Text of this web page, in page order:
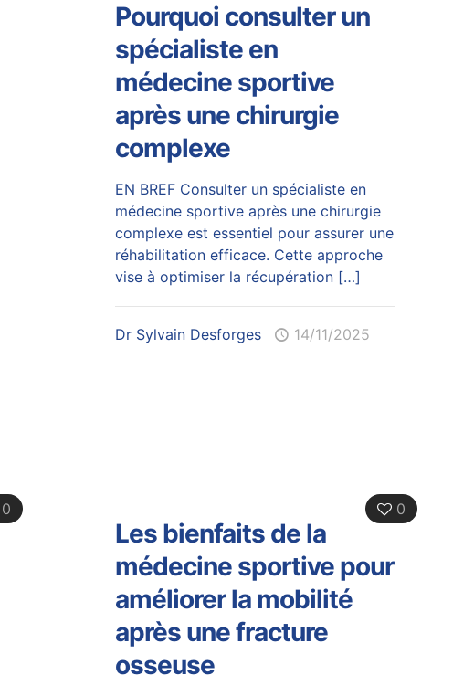
Pourquoi consulter un
spécialiste en
médecine sportive
après une chirurgie
complexe
EN BREF Consulter un spécialiste en
médecine sportive après une chirurgie
complexe est essentiel pour assurer une
réhabilitation efficace. Cette approche
vise à optimiser la récupération[…]
Dr Sylvain Desforges 14/11/2025
0 0
Les bienfaits de la
médecine sportive pour
améliorer la mobilité
après une fracture
osseuse